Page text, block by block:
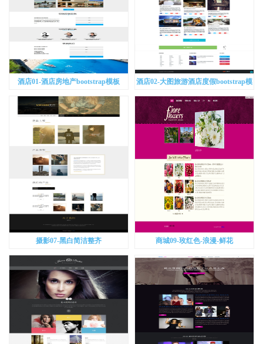
酒店01-酒店房地产bootstrap模板
酒店02-大图旅游酒店度假bootstrap模
板
摄影07-黑白简洁整齐 商城09-玫红色-浪漫-鲜花